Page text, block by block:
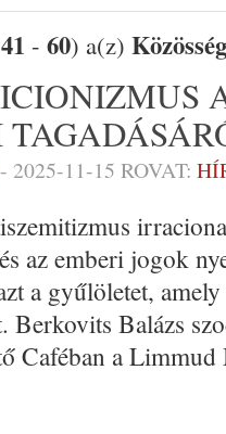
41 - 60) a(z) Közösség
- 2025-11-15 ROVAT:
az emberi jogok
a gyűlöletet,
Balázs
Caféban a